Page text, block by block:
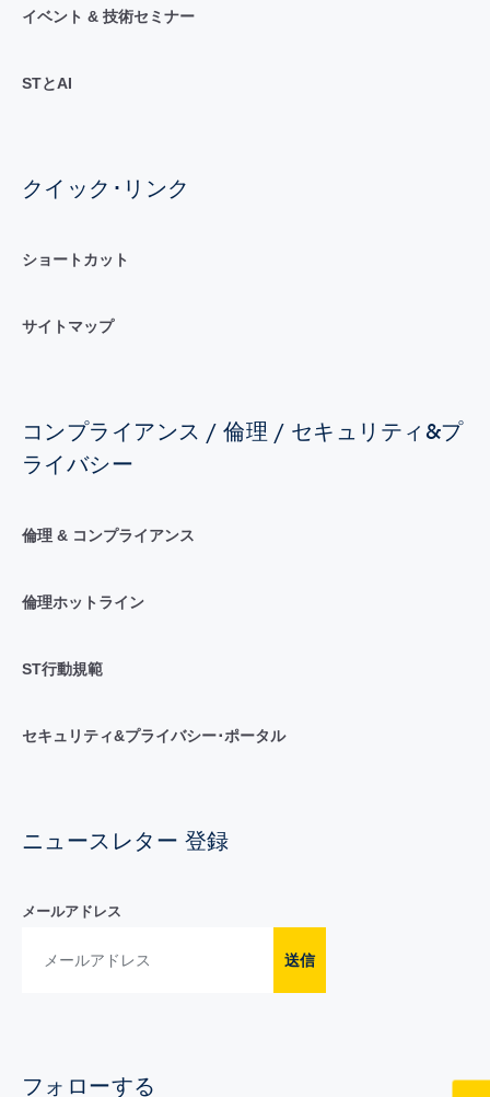
イベント & 技術セミナー
STとAI
クイック･リンク
ショートカット
サイトマップ
コンプライアンス / 倫理 / セキュリティ&プ
ライバシー
倫理 & コンプライアンス
倫理ホットライン
ST行動規範
セキュリティ&プライバシー･ポータル
ニュースレター 登録
メールアドレス
送信
フォローする